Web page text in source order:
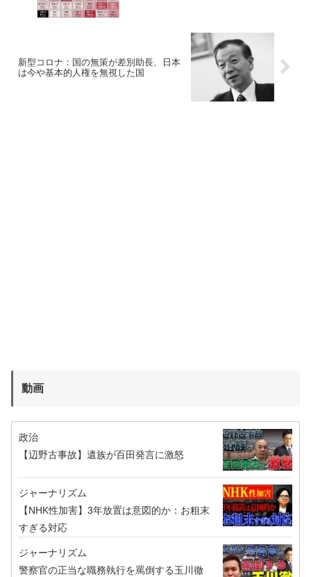
新型コロナ：国の無策が差別助長、日本
は今や基本的人権を無視した国
動画
政治
【辺野古事故】遺族が百田発言に激怒
ジャーナリズム
【NHK性加害】3年放置は意図的か：お粗末
すぎる対応
ジャーナリズム
警察官の正当な職務執行を罵倒する玉川徹